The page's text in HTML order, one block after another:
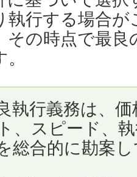
執行する場合
その時点で最
執行義務は、価
、スピード、
総合的に勘案